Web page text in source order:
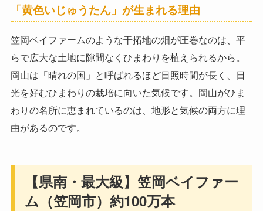
「黄色いじゅうたん」が生まれる理由
笠岡ベイファームのような干拓地の畑が圧巻なのは、平
らで広大な土地に隙間なくひまわりを植えられるから。
岡山は「晴れの国」と呼ばれるほど日照時間が長く、日
光を好むひまわりの栽培に向いた気候です。岡山がひま
わりの名所に恵まれているのは、地形と気候の両方に理
由があるのです。
【県南・最大級】笠岡ベイファー
ム（笠岡市）約100万本